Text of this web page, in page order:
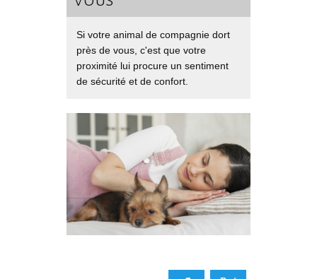
Si votre animal de compagnie dort
près de vous, c'est que votre
proximité lui procure un sentiment
de sécurité et de confort.